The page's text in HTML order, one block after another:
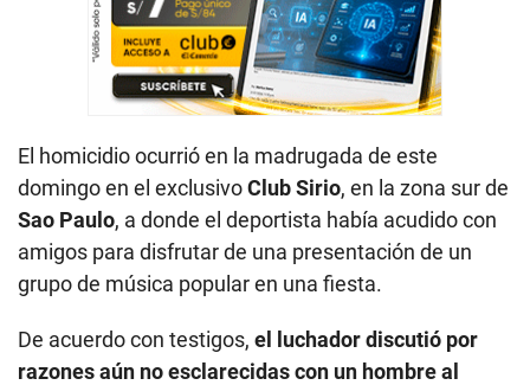
El homicidio ocurrió en la madrugada de este
domingo en el exclusivoClub Sirio, en la zona sur de
Sao Paulo, a donde el deportista había acudido con
amigos para disfrutar de una presentación de un
grupo de música popular en una fiesta.
De acuerdo con testigos, el luchador discutió por
razones aún no esclarecidas con un hombre al